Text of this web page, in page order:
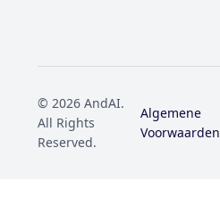
© 2026 AndAI.
All Rights
Reserved.
Algemene
Voorwaarden